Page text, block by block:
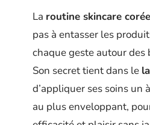
La routine skincare
pas à entasser les
chaque geste autour des
Son secret tient dans le
d’appliquer ses soins un
au plus enveloppant,